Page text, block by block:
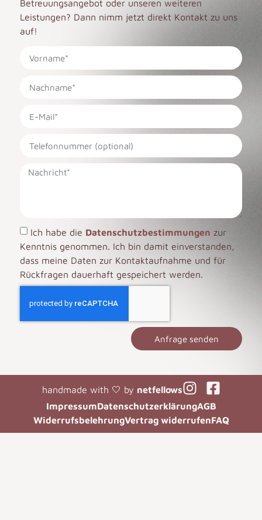
Betreuungsangebot oder unseren weiteren
Leistungen? Dann nimm jetzt direkt Kontakt zu uns
auf!
Ich habe die Datenschutzbestimmungen zur
Kenntnis genommen. Ich bin damit einverstanden,
dass meine Daten zur Kontaktaufnahme und für
Rückfragen dauerhaft gespeichert werden.
Anfrage senden
handmade with 🤍 by netfellows
ImpressumDatenschutzerklärungAGB
WiderrufsbelehrungVertrag widerrufenFAQ